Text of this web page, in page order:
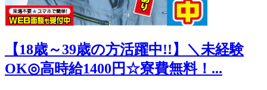
【18歳～39歳の方活躍中!!】＼未経験
OK◎高時給1400円☆寮費無料！...